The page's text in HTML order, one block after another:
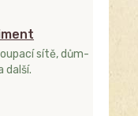
sítě, dům-
další.